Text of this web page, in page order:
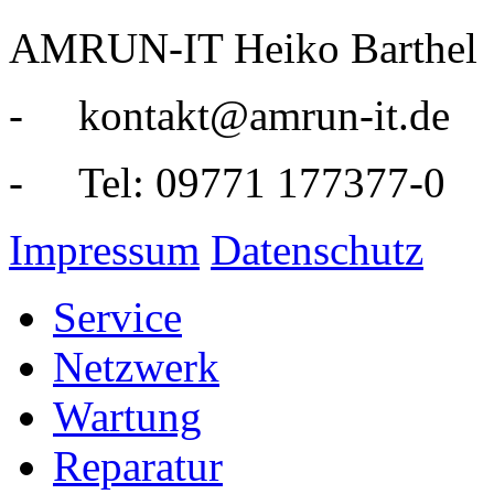
AMRUN-IT Heiko Barthel
- kontakt@amrun-it.de
- Tel: 09771 177377-0
Impressum Datenschutz
Service
Netzwerk
Wartung
Reparatur